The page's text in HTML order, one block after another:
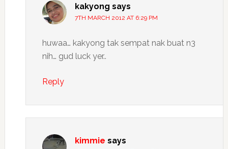
kakyong says
7TH MARCH 2012 AT 6:29 PM
huwaa… kakyong tak sempat nak buat n3
nih… gud luck yer..
Reply
kimmie says